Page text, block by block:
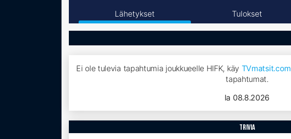
Lähetykset Tulokset
Ei ole tulevia tapahtumia joukkueelle HIFK, käy TVmatsit.com
tapahtumat.
la 08.8.2026
trivia